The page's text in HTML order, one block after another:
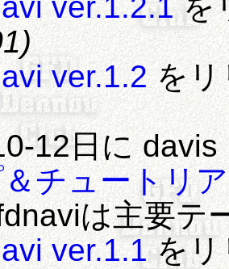
ver.1.2.1を
ver.1.2をリ
12日に
チュートリ
は主要テ
ver.1.1をリ